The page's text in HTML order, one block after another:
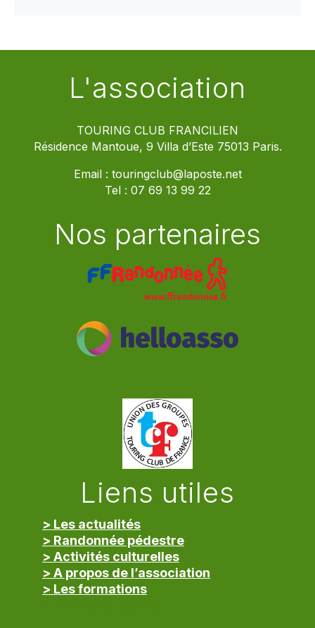
L'association
TOURING CLUB FRANCILIEN
Résidence Mantoue, 9 Villa d’Este 75013 Paris.
Email : touringclub@laposte.net
Tel : 07 69 13 99 22
Nos partenaires
Liens utiles
> Les actualités
> Randonnée pédestre
> Activités culturelles
> A propos de l’association
> Les formations